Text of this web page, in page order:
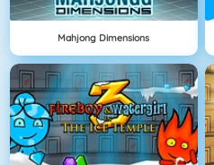
Mahjong Dimensions